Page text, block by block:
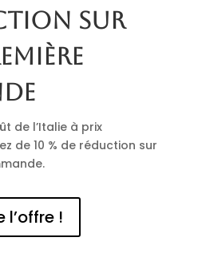
sur
de l’Italie à prix
de 10 % de réduction sur
l’offre !